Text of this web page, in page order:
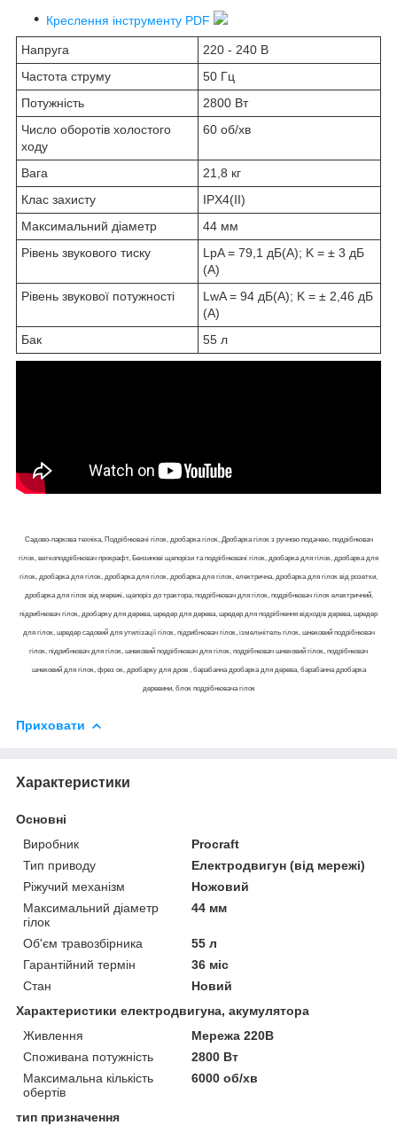
Креслення інструменту PDF
Напруга
220 - 240 В
Частота струму
50 Гц
Потужність
2800 Вт
Число оборотів холостого
ходу
60 об/хв
Вага
21,8 кг
Клас захисту
IPX4(II)
Максимальний діаметр
44 мм
Рівень звукового тиску
LpA = 79,1 дБ(А); K = ± 3 дБ
(А)
Рівень звукової потужності
LwA = 94 дБ(А); K = ± 2,46 дБ
(А)
Бак
55 л
Садово-паркова техніка, Подрібнювачі гілок, дробарка гілок, Дробарка гілок з ручною подачею, подрібнювач
гілок, веткоподрібнювач прокрафт, Бензинові щепорізи та подрібнювачі гілок, дробарка для гілок, дробарка для
гілок, дробарка для гілок, дробарка для гілок, дробарка для гілок, електрична, дробарка для гілок від розетки,
дробарка для гілок від мережі, щепоріз до трактора, подрібнювач для гілок, подрібнювач гілок електричний,
підрибнювач гілок, дробарку для дерева, шредер для дерева, шредер для подрібнення відходів дерева, шредер
для гілок, шредер садовий для утилізації гілок, підрибнювач гілок, ізмельчітель гілок, шнековий подрібнювач
гілок, підрибнювач для гілок, шнековий подрібнювач для гілок, подрібнювач шнековий гілок, подрібнювач
шнековий для гілок, фрез ок, дробарку для дров , барабанна дробарка для дерева, барабанна дробарка
деревини, блок подрібнювача гілок
Приховати
Характеристики
Основні
Виробник
Procraft
Тип приводу
Електродвигун (від мережі)
Ріжучий механізм
Ножовий
Максимальний діаметр
гілок
44 мм
Об'єм травозбірника
55 л
Гарантійний термін
36 міс
Стан
Новий
Характеристики електродвигуна, акумулятора
Живлення
Мережа 220В
Споживана потужність
2800 Вт
Максимальна кількість
обертів
6000 об/хв
тип призначення